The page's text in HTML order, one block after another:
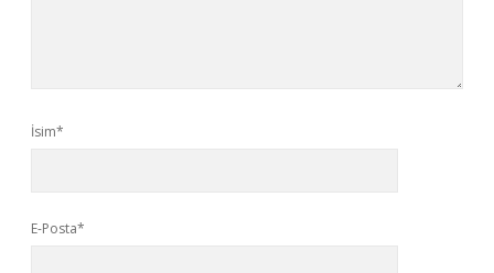
İsim*
E-Posta*